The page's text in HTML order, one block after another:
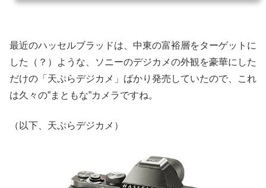
しくはデジカメWatchの記事を参照してほしいのですが、このカメラはセンサーサイズ
最近のハッセルブラッドは、中東の富裕層をターゲットに
した（？）ような、ソニーのデジカメの外観を豪華にした
だけの「天ぷらデジカメ」ばかり発売していたので、これ
は久々の”まともな”カメラですね。
（以下、天ぷらデジカメ）